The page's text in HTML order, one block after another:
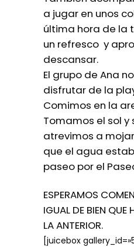
a jugar en unos
última hora de la
un refresco y
descansar.
El grupo de Ana
disfrutar de la
Comimos en la
Tomamos el sol y
atrevimos a
que el agua
paseo por el
ESPERAMOS
IGUAL DE BIEN QUE
LA ANTERIOR.
[juicebox